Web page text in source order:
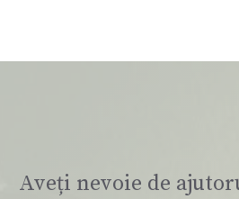
Aveți nevoie de